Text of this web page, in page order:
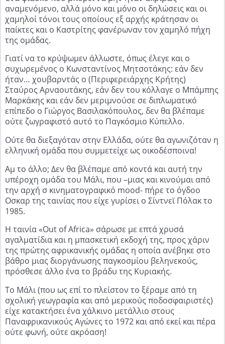
αναμενόμενο, αλλά μόνο και μόνο οι δηλώσεις και οι
χαμηλοί τόνοι τους οποίους εξ αρχής κράτησαν οι
παίκτες και ο Καστρίτης φανέρωναν τον χαμηλό πήχη
της ομάδας.
Γιατί να το κρύψωμεν άλλωστε, όπως έλεγε και ο
συχωρεμένος ο Κωνσταντίνος Μητσοτάκης: εάν δεν
ήταν… χουβαρντάς ο (Περιφερειάρχης Κρήτης)
Σταύρος Αρναουτάκης, εάν δεν του κόλλαγε ο Μπάμπης
Μαρκάκης και εάν δεν μεριμνούσε σε διπλωματικό
επίπεδο ο Γιώργος Βασιλακόπουλος, δεν θα βλέπαμε
ούτε ζωγραφιστό αυτό το Παγκόσμιο Κύπελλο.
Ούτε θα διεξαγόταν στην Ελλάδα, ούτε θα αγωνιζόταν η
ελληνική ομάδα που συμμετείχε ως οικοδέσποινα!
Αμ το άλλο; Δεν θα βλέπαμε από κοντά και αυτή την
υπέροχη ομάδα του Μάλι, που –μιας και κινούμαι από
την αρχή σ κινηματογραφικό mood- πήρε το όγδοο
Οσκαρ της ταινίας που είχε γυρίσει ο Σίντνεϊ Πόλακ το
1985.
Η ταινία «Out of Africa» σάρωσε με επτά χρυσά
αγαλματίδια και η μπασκετική εκδοχή της, προς χάριν
της πρώτης αφρικανικής ομάδας η οποία ανέβηκε στο
βάθρο μιας διοργάνωσης παγκοσμίου βεληνεκούς,
πρόσθεσε άλλο ένα το βράδυ της Κυριακής.
Το Μάλι (που ως επί το πλείστον το ξέραμε από τη
σχολική γεωγραφία και από μερικούς ποδοσφαιριστές)
είχε κατακτήσει ένα χάλκινο μετάλλιο στους
Παναφρικανικούς Αγώνες το 1972 και από εκεί και πέρα
ούτε φωνή, ούτε ακρόαση!